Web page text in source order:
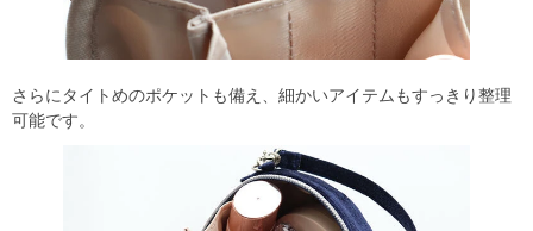
さらにタイトめのポケットも備え、細かいアイテムもすっきり整理
可能です。